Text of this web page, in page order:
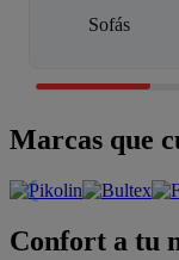
Sofás
Marcas que
Confort a tu